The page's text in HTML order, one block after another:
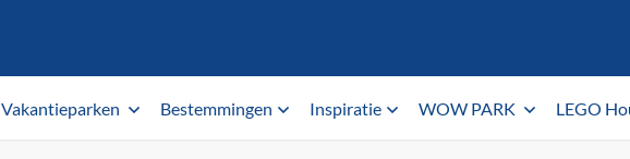
Vakantieparken Bestemmingen Inspiratie WOW PARK LEGO